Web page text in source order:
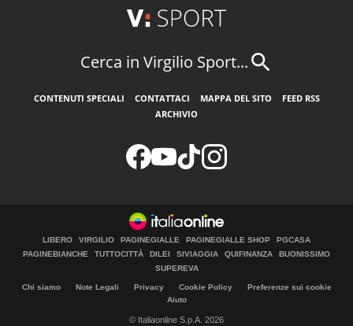
Cerca in Virgilio Sport...
CONTENUTI SPECIALI CONTATTACI MAPPA DEL SITO
FEED RSS
ARCHIVIO
LIBERO VIRGILIO PAGINEGIALLE PAGINEGIALLE SHOP
PGCASA
PAGINEBIANCHE
TUTTOCITTÀ DILEI SIVIAGGIA QUIFINANZA
BUONISSIMO
SUPEREVA
Chi siamo Note Legali Privacy Cookie Policy
Preferenze sui cookie
Aiuto
© Italiaonline S.p.A. 2026